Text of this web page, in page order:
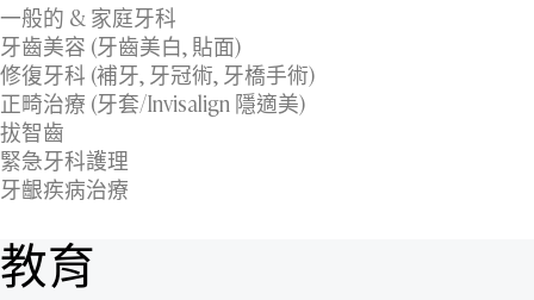
一般的 & 家庭牙科
牙齒美容 (牙齒美白, 貼面)
修復牙科 (補牙, 牙冠術, 牙橋手術)
正畸治療 (牙套/Invisalign 隱適美)
拔智齒
緊急牙科護理
牙齦疾病治療
教育